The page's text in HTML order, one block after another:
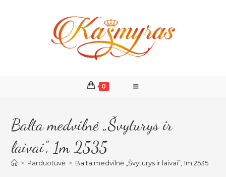
0
Balta medvilnė „Švyturys ir
laivai”, 1m 2535
> Parduotuvė > Balta medvilnė „Švyturys ir laivai”, 1m 2535